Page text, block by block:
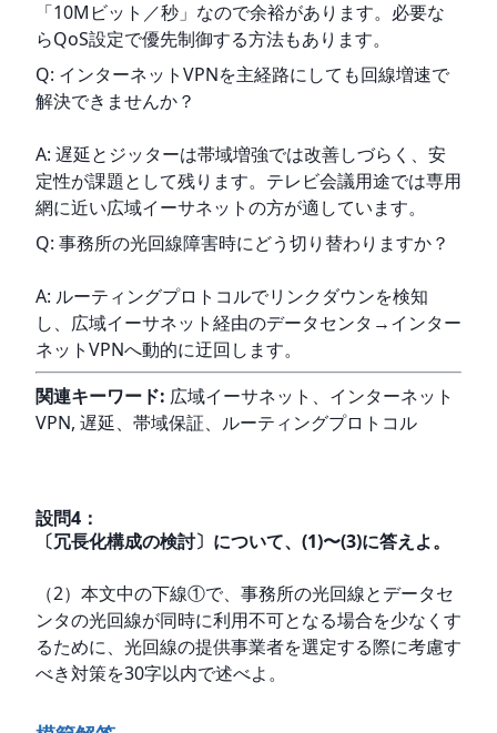
「10Mビット／秒」なので余裕があります。必要な
らQoS設定で優先制御する方法もあります。
Q: インターネットVPNを主経路にしても回線増速で
解決できませんか？
A: 遅延とジッターは帯域増強では改善しづらく、安
定性が課題として残ります。テレビ会議用途では専用
網に近い広域イーサネットの方が適しています。
Q: 事務所の光回線障害時にどう切り替わりますか？
A: ルーティングプロトコルでリンクダウンを検知
し、広域イーサネット経由のデータセンタ→インター
ネットVPNへ動的に迂回します。
関連キーワード: 広域イーサネット、インターネット
VPN, 遅延、帯域保証、ルーティングプロトコル
設問4 ：
〔冗長化構成の検討〕について、(1)〜(3)に答えよ。
（2）本文中の下線①で、事務所の光回線とデータセ
ンタの光回線が同時に利用不可となる場合を少なくす
るために、光回線の提供事業者を選定する際に考慮す
べき対策を30字以内で述べよ。